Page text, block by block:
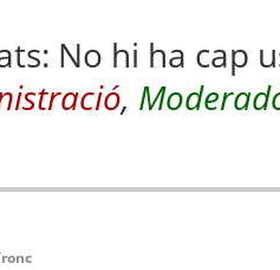
No hi ha cap
,